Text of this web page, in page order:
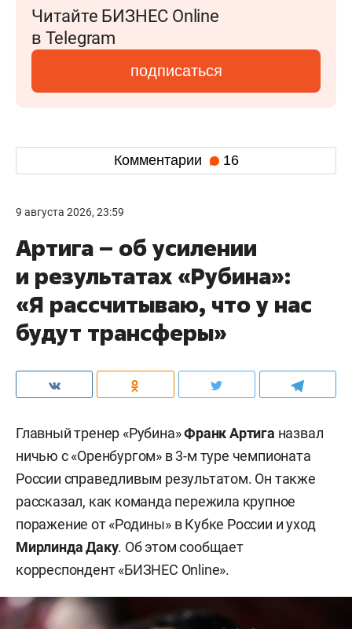
Читайте БИЗНЕС Online
в Telegram
подписаться
Комментарии 16
9 августа 2026, 23:59
Артига – об усилении
и результатах «Рубина»:
«Я рассчитываю, что у нас
будут трансферы»
Главный тренер «Рубина»Франк Артига назвал
ничью с «Оренбургом» в 3-м туре чемпионата
России справедливым результатом. Он также
рассказал, как команда пережила крупное
поражение от «Родины» в Кубке России и уход
Мирлинда Даку. Об этом сообщает
корреспондент «БИЗНЕС Online».